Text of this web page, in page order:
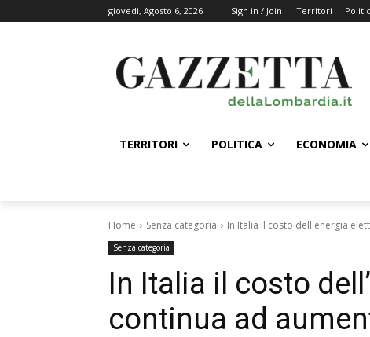
giovedì, Agosto 6, 2026 Sign in / Join Territori
TERRITORI POLITICA ECONOMIA
Home Senza categoria In Italia il costo dell'energia
Senza categoria
In Italia il costo
continua ad